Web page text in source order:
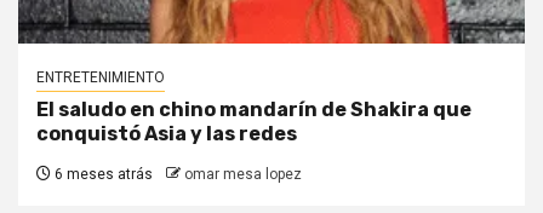
ENTRETENIMIENTO
El saludo en chino mandarín de Shakira que
conquistó Asia y las redes
6 meses atrás omar mesa lopez